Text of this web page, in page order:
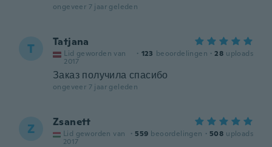
ongeveer 7 jaar geleden
T Tatjana
Lid geworden van
2017
· 123 beoordelingen · 28 uploads
Заказ получила спасибо
ongeveer 7 jaar geleden
Z Zsanett
Lid geworden van
2017
· 559 beoordelingen · 508 uploads